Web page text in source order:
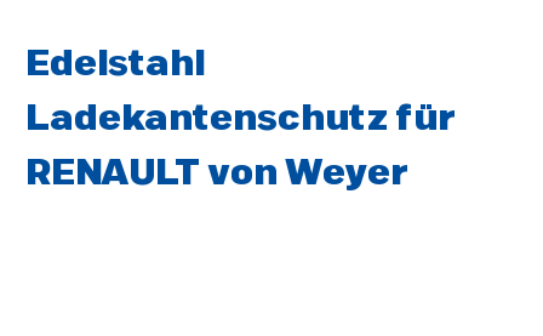
Edelstahl
Ladekantenschutz für
RENAULT von Weyer